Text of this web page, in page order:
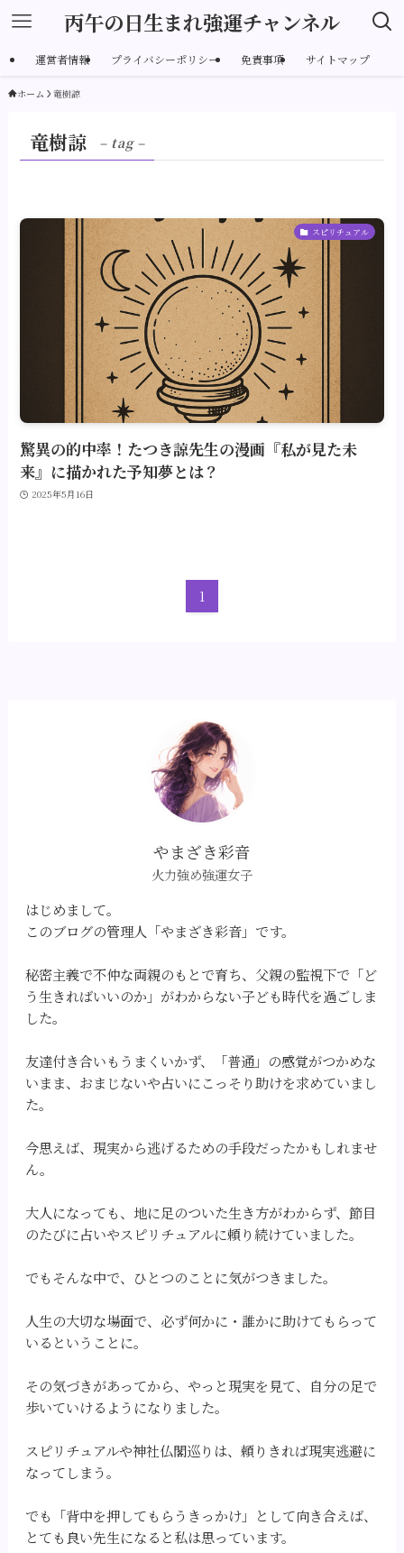
丙午の日生まれ強運チャンネル
運営者情報 プライバシーポリシー 免責事項 サイトマップ
ホーム 竜樹諒
竜樹諒 – tag –
スピリチュアル
驚異の的中率！たつき諒先生の漫画『私が見た未
来』に描かれた予知夢とは？
2025年5月16日
1
やまざき彩音
火力強め強運女子
はじめまして。
このブログの管理人「やまざき彩音」です。
秘密主義で不仲な両親のもとで育ち、父親の監視下で「ど
う生きればいいのか」がわからない子ども時代を過ごしま
した。
友達付き合いもうまくいかず、「普通」の感覚がつかめな
いまま、おまじないや占いにこっそり助けを求めていまし
た。
今思えば、現実から逃げるための手段だったかもしれませ
ん。
大人になっても、地に足のついた生き方がわからず、節目
のたびに占いやスピリチュアルに頼り続けていました。
でもそんな中で、ひとつのことに気がつきました。
人生の大切な場面で、必ず何かに・誰かに助けてもらって
いるということに。
その気づきがあってから、やっと現実を見て、自分の足で
歩いていけるようになりました。
スピリチュアルや神社仏閣巡りは、頼りきれば現実逃避に
なってしまう。
でも「背中を押してもらうきっかけ」として向き合えば、
とても良い先生になると私は思っています。